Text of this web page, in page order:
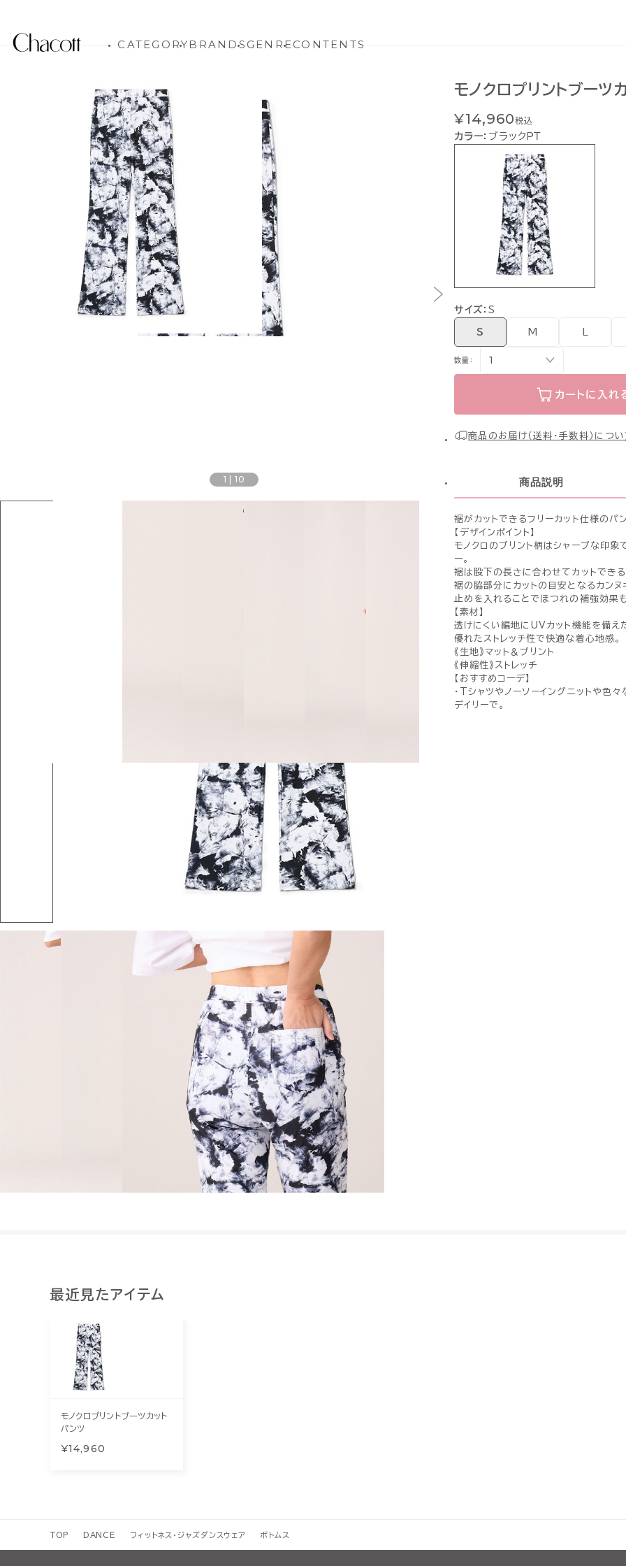
CATEGORYBRANDSGENRECONTENTS
1 10
モノクロプリントブーツ
¥14,960税込
カラー： ブラックＰＴ
サイズ：S
S M
数量：
カートに入れ
商品のお届け（送料・手数料）につい
商品説明
裾がカットできるフリーカット仕様のパ
【デザインポイント】
モノクロのプリント柄はシャープな印
ー。
裾は股下の長さに合わせてカットできる
裾の脇部分にカットの目安となるカン
止めを入れることでほつれの補強効果も
【素材】
透けにくい編地にUVカット機能を備え
優れたストレッチ性で快適な着心地感。
《生地》マット＆プリント
《伸縮性》ストレッチ
【おすすめコーデ】
・Tシャツやノーソーイングニットや色
デイリーで。
最近見たアイテム
モノクロプリントブーツカット
パンツ
¥14,960
TOP DANCE フィットネス・ジャズダンスウェア ボトムス